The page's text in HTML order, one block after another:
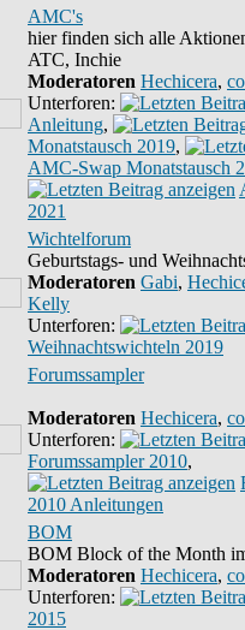
AMC's
hier finden sich alle
ATC, Inchie
Moderatoren Hechicera,
Unterforen:
Anleitung,
Monatstausch 2019,
AMC-Swap Monatstausch
2021
Wichtelforum
Geburtstags- und
Moderatoren Gabi,
Kelly
Unterforen:
Weihnachtswichteln 2019
Forumssampler
Moderatoren Hechicera,
Unterforen:
Forumssampler 2010,
2010 Anleitungen
BOM
BOM Block of the Month
Moderatoren Hechicera,
Unterforen:
2015